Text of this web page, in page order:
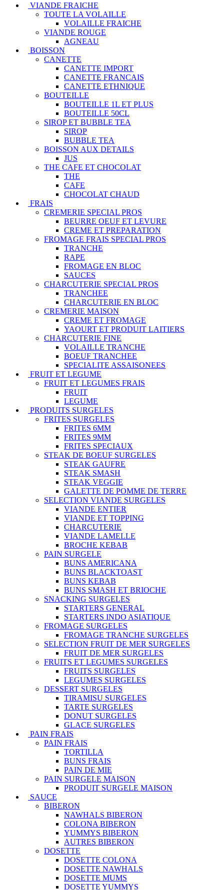
VIANDE FRAICHE
TOUTE LA VOLAILLE
VOLAILLE FRAICHE
VIANDE ROUGE
AGNEAU
BOISSON
CANETTE
CANETTE IMPORT
CANETTE FRANCAIS
CANETTE ETHNIQUE
BOUTEILLE
BOUTEILLE 1L ET PLUS
BOUTEILLE 50CL
SIROP ET BUBBLE TEA
SIROP
BUBBLE TEA
BOISSON AUX DETAILS
JUS
THE CAFE ET CHOCOLAT
THE
CAFE
CHOCOLAT CHAUD
FRAIS
CREMERIE SPECIAL PROS
BEURRE OEUF ET LEVURE
CREME ET PREPARATION
FROMAGE FRAIS SPECIAL PROS
TRANCHE
RAPE
FROMAGE EN BLOC
SAUCES
CHARCUTERIE SPECIAL PROS
TRANCHEE
CHARCUTERIE EN BLOC
CREMERIE MAISON
CREME ET FROMAGE
YAOURT ET PRODUIT LAITIERS
CHARCUTERIE FINE
VOLAILLE TRANCHE
BOEUF TRANCHEE
SPECIALITE ASSAISONEES
FRUIT ET LEGUME
FRUIT ET LEGUMES FRAIS
FRUIT
LEGUME
PRODUITS SURGELES
FRITES SURGELES
FRITES 6MM
FRITES 9MM
FRITES SPECIAUX
STEAK DE BOEUF SURGELES
STEAK GAUFRE
STEAK SMASH
STEAK VEGGIE
GALETTE DE POMME DE TERRE
SELECTION VIANDE SURGELES
VIANDE ENTIER
VIANDE ET TOPPING
CHARCUTERIE
VIANDE LAMELLE
BROCHE KEBAB
PAIN SURGELE
BUNS AMERICANA
BUNS BLACKTOAST
BUNS KEBAB
BUNS SMASH ET BRIOCHE
SNACKING SURGELES
STARTERS GENERAL
STARTERS INDO ASIATIQUE
FROMAGE SURGELES
FROMAGE TRANCHE SURGELES
SELECTION FRUIT DE MER SURGELES
FRUIT DE MER SURGELES
FRUITS ET LEGUMES SURGELES
FRUITS SURGELES
LEGUMES SURGELES
DESSERT SURGELES
TIRAMISU SURGELES
TARTE SURGELES
DONUT SURGELES
GLACE SURGELES
PAIN FRAIS
PAIN FRAIS
TORTILLA
BUNS FRAIS
PAIN DE MIE
PAIN SURGELE MAISON
PRODUIT SURGELE MAISON
SAUCE
BIBERON
NAWHALS BIBERON
COLONA BIBERON
YUMMYS BIBERON
AUTRES BIBERON
DOSETTE
DOSETTE COLONA
DOSETTE NAWHALS
DOSETTE MUMS
DOSETTE YUMMYS